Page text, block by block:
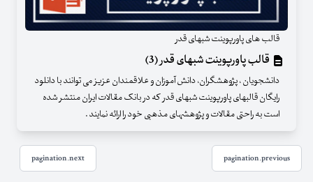
قالب های پاورپوینت شبهای قدر
قالب پاورپوینت شبهای قدر (3)
دانشجویان ، پژوهشگران، دانش آموزان و علاقمندان عزیز می توانند با دانلود
رایگان قالبهای پاورپوینت شبهای قدر که در بانک مقالات ایران منتشر شده
است به راحتی مقالات و پژوهشهای مذهبی خود را ارائه نمایند .
pagination.previous
pagination.next